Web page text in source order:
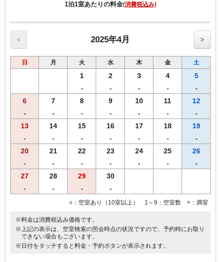
・大和牛、大和ポーク（鉄板焼き）
・大和肉鶏（むね肉、冷しゃぶ）（もも肉、唐揚げ）
・グラスサラダ（三輪素麺・大和なでしこ卵・海鮮・生野菜）
・ ご飯(【奈良県産】ひのひかり)、香の物
※営業時間の関係上、19時までのご到着、19時30分までにご来店くだ
※仕入れの状況よって内容が変更になる場合がございます。
※領収書は一括で「宿泊代」にてご用意致します。
【おことわり】奈良ざんまい御膳は、関西出身の料理長によるご宿泊
者限定メニューです。恐れ入りますが、２食付きご宿泊プランのみの
1泊1室あたりの料金(消費税込み)
< 2025年4月 >
日 月 火 水 木 金 土
1
-
2
-
3
-
4
-
5
-
6
-
7
-
8
-
9
-
10
-
11
-
12
-
13
-
14
-
15
-
16
-
17
-
18
-
19
-
20
-
21
-
22
-
23
-
24
-
25
-
26
-
27
-
28
-
29
-
30
-
○：空室あり（10室以上） 1～9：空室数 ×：満室
※料金は消費税込み価格です。
※上記の表示は、空室検索の照会時点の状況ですので、予約時にお取り
できない場合もございます。
※日付をタッチすると料金・予約ボタンが表示されます。